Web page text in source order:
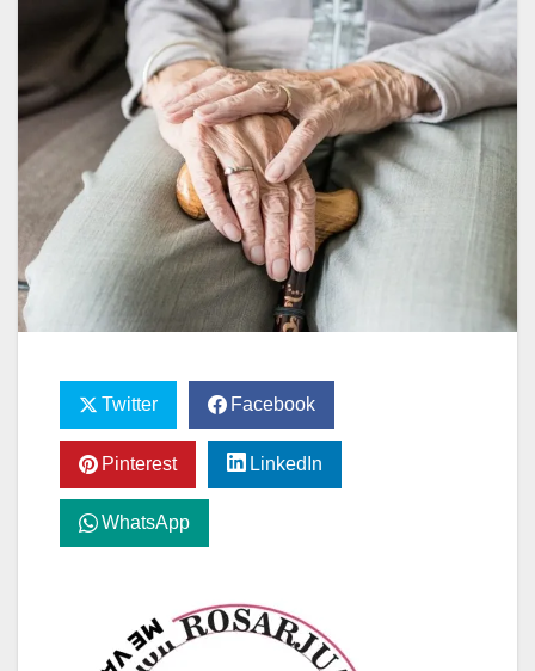
Twitter Facebook
Pinterest LinkedIn
WhatsApp